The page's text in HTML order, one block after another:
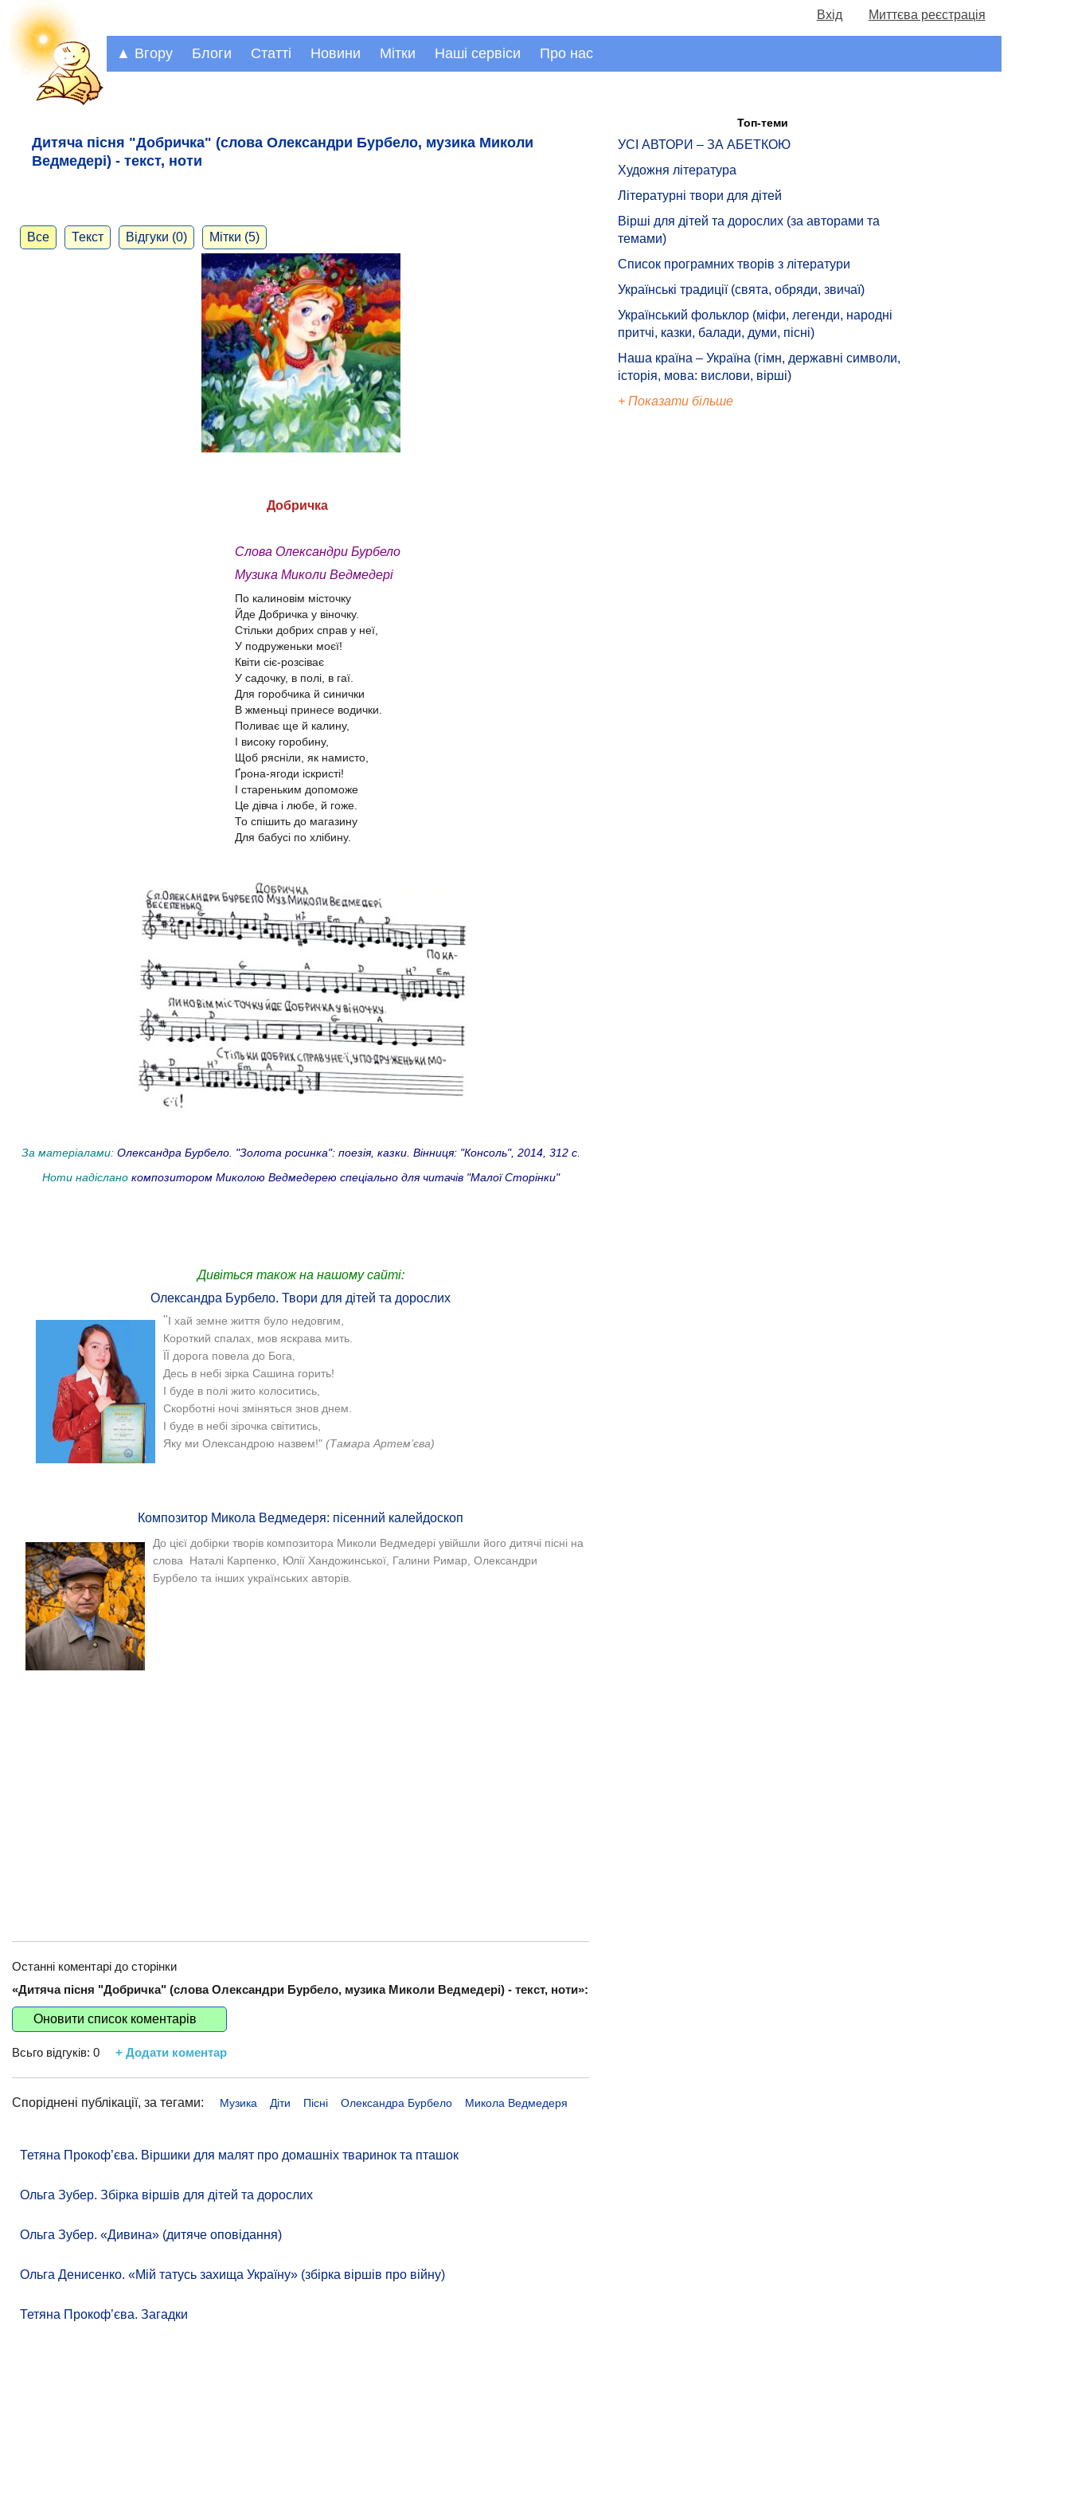
Вхід Миттєва реєстрація
▲ Вгору Блоги Статті Новини Мітки Наші сервіси Про нас
Дитяча пісня "Добричка" (слова Олександри Бурбело, музика Миколи
Ведмедері) - текст, ноти
Все Текст Відгуки (0) Мітки (5)
Добричка
Слова Олександри Бурбело
Музика Миколи Ведмедері
По калиновім місточку
Йде Добричка у віночку.
Стільки добрих справ у неї,
У подруженьки моєї!
Квіти сіє-розсіває
У садочку, в полі, в гаї.
Для горобчика й синички
В жменьці принесе водички.
Поливає ще й калину,
І високу горобину,
Щоб рясніли, як намисто,
Ґрона-ягоди іскристі!
І стареньким допоможе
Це дівча і любе, й гоже.
То спішить до магазину
Для бабусі по хлібину.
За матеріалами: Олександра Бурбело. "Золота росинка": поезія, казки. Вінниця: "Консоль", 2014, 312 с.
Ноти надіслано композитором Миколою Ведмедерею спеціально для читачів "Малої Сторінки"
Дивіться також на нашому сайті:
Олександра Бурбело. Твори для дітей та дорослих
"І хай земне життя було недовгим,
Короткий спалах, мов яскрава мить.
ЇЇ дорога повела до Бога,
Десь в небі зірка Сашина горить!
І буде в полі жито колоситись,
Скорботні ночі зміняться знов днем.
І буде в небі зірочка світитись,
Яку ми Олександрою назвем!" (Тамара Артем’єва)
Композитор Микола Ведмедеря: пісенний калейдоскоп
До цієї добірки творів композитора Миколи Ведмедері увійшли його дитячі пісні на
слова Наталі Карпенко, Юлії Хандожинської, Галини Римар, Олександри
Бурбело та інших українських авторів.
Останні коментарі до сторінки
«Дитяча пісня "Добричка" (слова Олександри Бурбело, музика Миколи Ведмедері) - текст, ноти»:
Оновити список коментарів
Всьго відгуків: 0 + Додати коментар
Споріднені публікації, за тегами: Музика Діти Пісні Олександра Бурбело Микола Ведмедеря
Тетяна Прокоф’єва. Віршики для малят про домашніх тваринок та пташок
Ольга Зубер. Збірка віршів для дітей та дорослих
Ольга Зубер. «Дивина» (дитяче оповідання)
Ольга Денисенко. «Мій татусь захища Україну» (збірка віршів про війну)
Тетяна Прокоф’єва. Загадки
Топ-теми
УСІ АВТОРИ – ЗА АБЕТКОЮ
Художня література
Літературні твори для дітей
Вірші для дітей та дорослих (за авторами та
темами)
Список програмних творів з літератури
Українські традиції (свята, обряди, звичаї)
Український фольклор (міфи, легенди, народні
притчі, казки, балади, думи, пісні)
Наша країна – Україна (гімн, державні символи,
історія, мова: вислови, вірші)
+ Показати більше